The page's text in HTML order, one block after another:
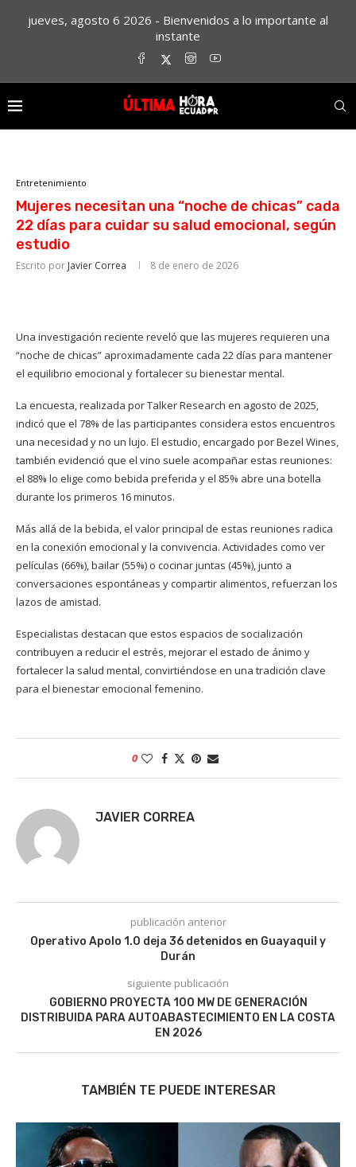
jueves, agosto 6 2026 - Bienvenidos a lo importante al
instante
Entretenimiento
Mujeres necesitan una “noche de chicas” cada
22 días para cuidar su salud emocional, según
estudio
Escrito por Javier Correa 8 de enero de 2026
Una investigación reciente reveló que las mujeres requieren una
“noche de chicas” aproximadamente cada 22 días para mantener
el equilibrio emocional y fortalecer su bienestar mental.
La encuesta, realizada por Talker Research en agosto de 2025,
indicó que el 78% de las participantes considera estos encuentros
una necesidad y no un lujo. El estudio, encargado por Bezel Wines,
también evidenció que el vino suele acompañar estas reuniones:
el 88% lo elige como bebida preferida y el 85% abre una botella
durante los primeros 16 minutos.
Más allá de la bebida, el valor principal de estas reuniones radica
en la conexión emocional y la convivencia. Actividades como ver
películas (66%), bailar (55%) o cocinar juntas (45%), junto a
conversaciones espontáneas y compartir alimentos, refuerzan los
lazos de amistad.
Especialistas destacan que estos espacios de socialización
contribuyen a reducir el estrés, mejorar el estado de ánimo y
fortalecer la salud mental, convirtiéndose en una tradición clave
para el bienestar emocional femenino.
0
JAVIER CORREA
publicación anterior
Operativo Apolo 1.0 deja 36 detenidos en Guayaquil y
Durán
siguiente publicación
GOBIERNO PROYECTA 100 MW DE GENERACIÓN
DISTRIBUIDA PARA AUTOABASTECIMIENTO EN LA COSTA
EN 2026
TAMBIÉN TE PUEDE INTERESAR